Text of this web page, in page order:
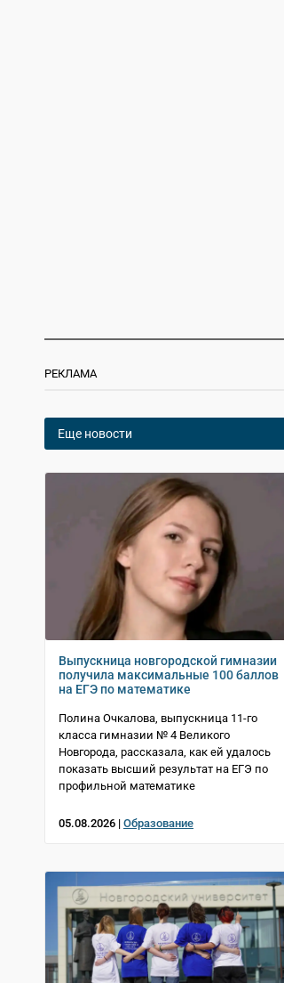
РЕКЛАМА
Еще новости
Выпускница новгородской гимназии
получила максимальные 100 баллов
на ЕГЭ по математике
Полина Очкалова, выпускница 11-го
класса гимназии № 4 Великого
Новгорода, рассказала, как ей удалось
показать высший результат на ЕГЭ по
профильной математике
05.08.2026 | Образование